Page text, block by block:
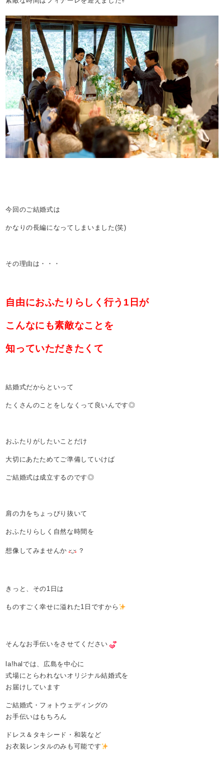
今回のご結婚式は
かなりの長編になってしまいました(笑)
その理由は・・・
自由におふたりらしく行う1日が
こんなにも素敵なことを
知っていただきたくて
結婚式だからといって
たくさんのことをしなくって良いんです◎
おふたりがしたいことだけ
大切にあたためてご準備していけば
ご結婚式は成立するのです◎
肩の力をちょっぴり抜いて
おふたりらしく自然な時間を
想像してみませんか ？
きっと、その1日は
ものすごく幸せに溢れた1日ですから
そんなお手伝いをさせてください
la!halでは、広島を中心に
式場にとらわれないオリジナル結婚式を
お届けしています
ご結婚式・フォトウェディングの
お手伝いはもちろん
ドレス＆タキシード・和装など
お衣装レンタルのみも可能です